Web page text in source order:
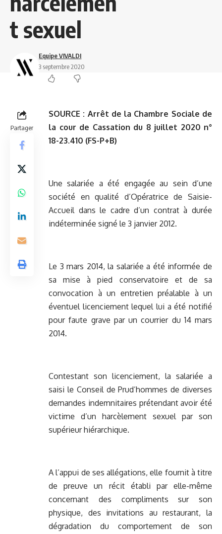
t sexuel
Equipe VIVALDI
3 septembre 2020
Partager
SOURCE : Arrêt de la Chambre Sociale de
la cour de Cassation du 8 juillet 2020 n°
18-23.410 (FS-P+B)
Une salariée a été engagée au sein d’une
société en qualité d’Opératrice de Saisie-
Accueil dans le cadre d’un contrat à durée
indéterminée signé le 3 janvier 2012.
Le 3 mars 2014, la salariée a été informée de
sa mise à pied conservatoire et de sa
convocation à un entretien préalable à un
éventuel licenciement lequel lui a été notifié
pour faute grave par un courrier du 14 mars
2014.
Contestant son licenciement, la salariée a
saisi le Conseil de Prud’hommes de diverses
demandes indemnitaires prétendant avoir été
victime d’un harcèlement sexuel par son
supérieur hiérarchique.
A l’appui de ses allégations, elle fournit à titre
de preuve un récit établi par elle-même
concernant des compliments sur son
physique, des invitations au restaurant, la
dégradation du comportement de son